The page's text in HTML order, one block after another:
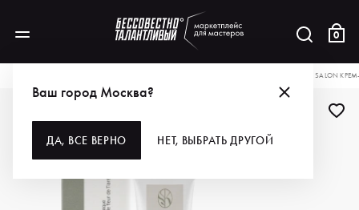
0
Ваш город Москва?
ДА, ВСЕ ВЕРНО НЕТ, ВЫБРАТЬ ДРУГОЙ
KYDRA LE SALON